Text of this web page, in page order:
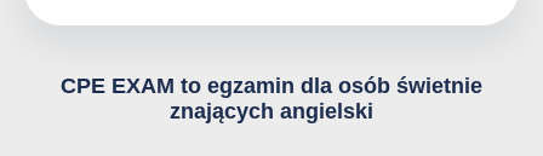
CPE EXAM to egzamin dla osób świetnie
znających angielski